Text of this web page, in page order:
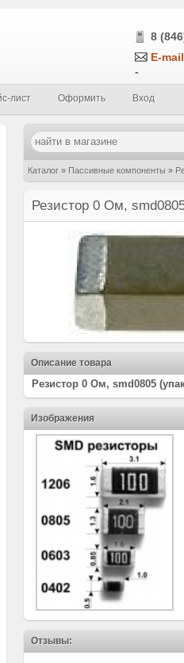
8
E-
-
лист Оформить Вход
Каталог » Пассивные компоненты »
Резистор 0 Ом,
Описание товара
Резистор 0 Ом, smd0805
Изображения
Отзывы: